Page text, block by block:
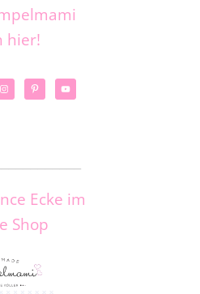
hier!
Ecke im
Shop